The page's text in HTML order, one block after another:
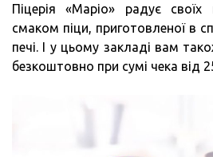
Піцерія «Маріо» радує своїх
смаком піци, приготовленої в
печі. І у цьому закладі вам
безкоштовно при сумі чека від